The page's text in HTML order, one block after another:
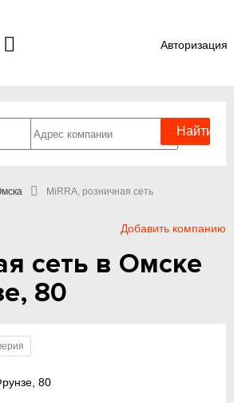
Авторизация
MiRRA, розничная сеть
Добавить компанию
сеть в Омске
80
80